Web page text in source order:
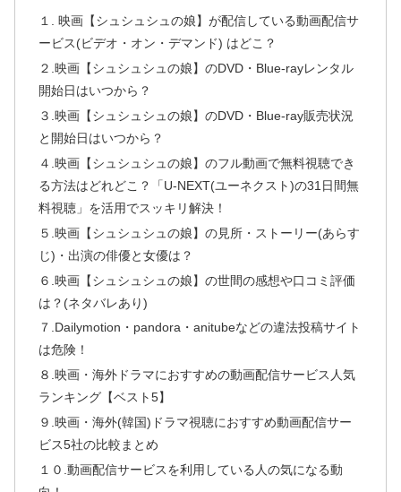
１. 映画【シュシュシュの娘】が配信している動画配信サ
ービス(ビデオ・オン・デマンド) はどこ？
２.映画【シュシュシュの娘】のDVD・Blue-rayレンタル
開始日はいつから？
３.映画【シュシュシュの娘】のDVD・Blue-ray販売状況
と開始日はいつから？
４.映画【シュシュシュの娘】のフル動画で無料視聴でき
る方法はどれどこ？「U-NEXT(ユーネクスト)の31日間無
料視聴」を活用でスッキリ解決！
５.映画【シュシュシュの娘】の見所・ストーリー(あらす
じ)・出演の俳優と女優は？
６.映画【シュシュシュの娘】の世間の感想や口コミ評価
は？(ネタバレあり)
７.Dailymotion・pandora・anitubeなどの違法投稿サイト
は危険！
８.映画・海外ドラマにおすすめの動画配信サービス人気
ランキング【ベスト5】
９.映画・海外(韓国)ドラマ視聴におすすめ動画配信サー
ビス5社の比較まとめ
１０.動画配信サービスを利用している人の気になる動